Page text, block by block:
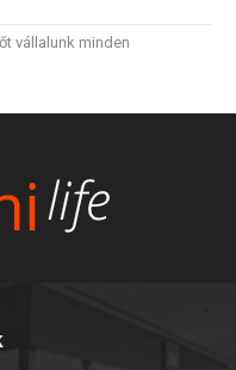
vállalunk minden